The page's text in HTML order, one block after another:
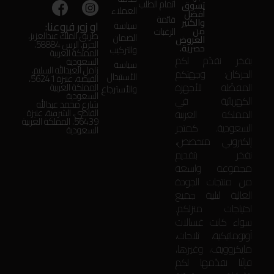
تسوق
أفضل
والكثير
من
العروض
حصرية.
بفخر نقدّم لكم
الحركان: وجهتكم
المفضّلة للأجهزة
الكهربائية في
المملكة العربية
السعودية. كمتجر
إلكتروني متخصص،
نفخر بتقديم
مجموعة واسعة
من منتجات الجودة
العالية لتلبية جميع
احتياجات منزلكم.
سواء كانت غسالات
أوتوماتيكية، ثلاجات،
مايكروويف، وغيرها،
فإنّنا نقدّمها لكم
اتمام الطلب
قائمة
الرغبات
العملاء
سياسة
الضمان
والتركيب
سياسة
الأستبدال
والأسترجاع
او زور فروعنا:
طريق الملك عبدالعزيز،
الحزم، الرس 58884،
المملكة العربية
السعودية
زامل العبدالله السليم،
الفيضة، عنيزة 56241،
المملكة العربية
السعودية
شارع محمد عبدالله
القاضي، الشرقية، عنيزة
56439، المملكة العربية
السعودية